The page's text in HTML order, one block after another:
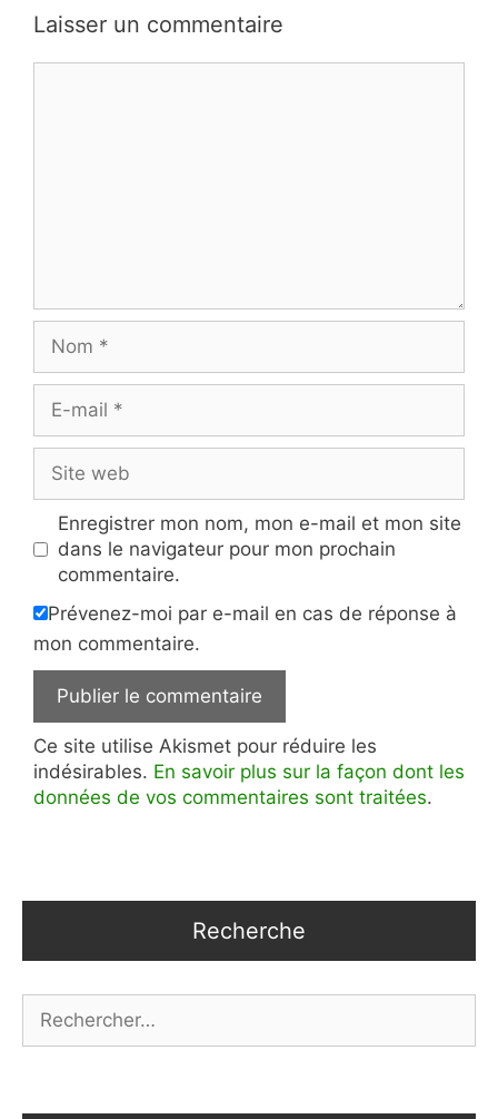
Laisser un commentaire
mail
web
Enregistrer mon nom, mon e-mail et mon site
dans le navigateur pour mon prochain
commentaire.
Prévenez-moi par e-mail en cas de réponse à
mon commentaire.
Ce site utilise Akismet pour réduire les
indésirables. En savoir plus sur la façon dont les
données de vos commentaires sont traitées.
Recherche